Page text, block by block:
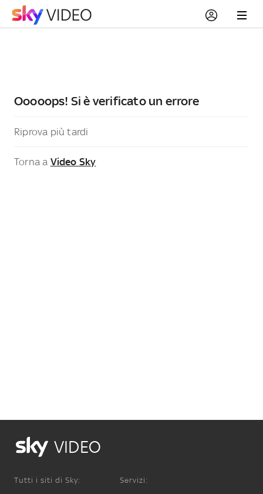
Ooooops! Si è verificato un errore
Riprova più tardi
Torna a Video Sky
VIDEO
Tutti i siti di Sky: Servizi: